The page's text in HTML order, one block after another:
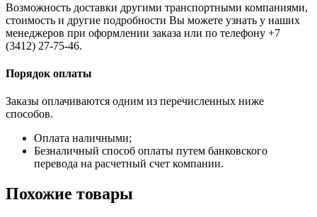
Возможность доставки другими транспортными компаниями,
стоимость и другие подробности Вы можете узнать у наших
менеджеров при оформлении заказа или по телефону +7
(3412) 27-75-46.
Порядок оплаты
Заказы оплачиваются одним из перечисленных ниже
способов.
Оплата наличными;
Безналичный способ оплаты путем банковского
перевода на расчетный счет компании.
Похожие товары